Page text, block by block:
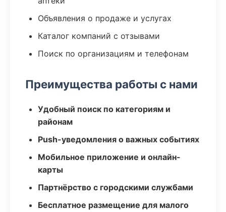
Объявления о продаже и услугах
Каталог компаний с отзывами
Поиск по организациям и телефонам
Преимущества работы с нами
Удобный поиск по категориям и
районам
Push-уведомления о важных событиях
Мобильное приложение и онлайн-
карты
Партнёрство с городскими службами
Бесплатное размещение для малого